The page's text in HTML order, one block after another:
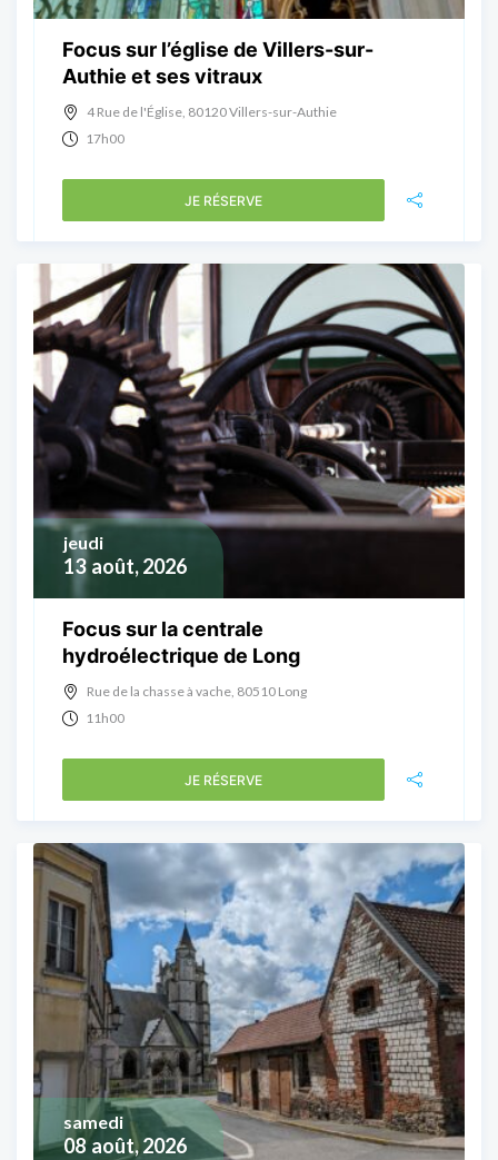
Focus sur l’église de Villers-sur-
Authie et ses vitraux
4 Rue de l'Église, 80120 Villers-sur-Authie
17h00
JE RÉSERVE
13 août, 2026
jeudi
Focus sur la centrale
hydroélectrique de Long
Rue de la chasse à vache, 80510 Long
11h00
JE RÉSERVE
08 août, 2026
samedi